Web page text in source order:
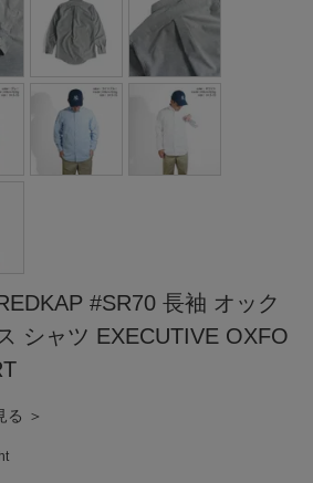
#SR70 長袖 オック
シャツ EXECUTIVE OXFO
る ＞